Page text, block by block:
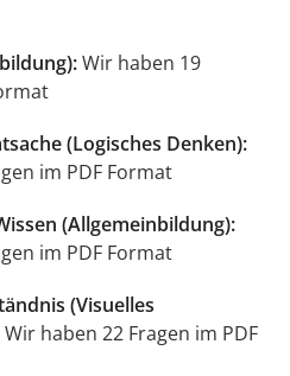
Wir haben 19
(Logisches Denken):
im PDF Format
(Allgemeinbildung):
im PDF Format
(Visuelles
Wir haben 22 Fragen im PDF